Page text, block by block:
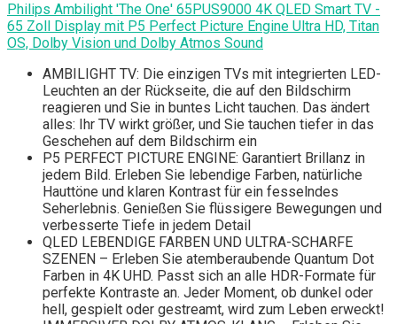
Philips Ambilight 'The One' 65PUS9000 4K QLED Smart TV -
65 Zoll Display mit P5 Perfect Picture Engine Ultra HD, Titan
OS, Dolby Vision und Dolby Atmos Sound
AMBILIGHT TV: Die einzigen TVs mit integrierten LED-
Leuchten an der Rückseite, die auf den Bildschirm
reagieren und Sie in buntes Licht tauchen. Das ändert
alles: Ihr TV wirkt größer, und Sie tauchen tiefer in das
Geschehen auf dem Bildschirm ein
P5 PERFECT PICTURE ENGINE: Garantiert Brillanz in
jedem Bild. Erleben Sie lebendige Farben, natürliche
Hauttöne und klaren Kontrast für ein fesselndes
Seherlebnis. Genießen Sie flüssigere Bewegungen und
verbesserte Tiefe in jedem Detail
QLED LEBENDIGE FARBEN UND ULTRA-SCHARFE
SZENEN – Erleben Sie atemberaubende Quantum Dot
Farben in 4K UHD. Passt sich an alle HDR-Formate für
perfekte Kontraste an. Jeder Moment, ob dunkel oder
hell, gespielt oder gestreamt, wird zum Leben erweckt!